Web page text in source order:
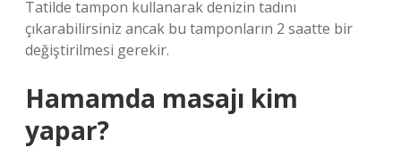
Tatilde tampon kullanarak denizin tadını
çıkarabilirsiniz ancak bu tamponların 2 saatte bir
değiştirilmesi gerekir.
Hamamda masajı kim
yapar?